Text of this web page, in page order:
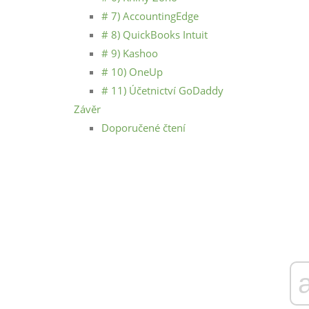
# 7) AccountingEdge
# 8) QuickBooks Intuit
# 9) Kashoo
# 10) OneUp
# 11) Účetnictví GoDaddy
Závěr
Doporučené čtení